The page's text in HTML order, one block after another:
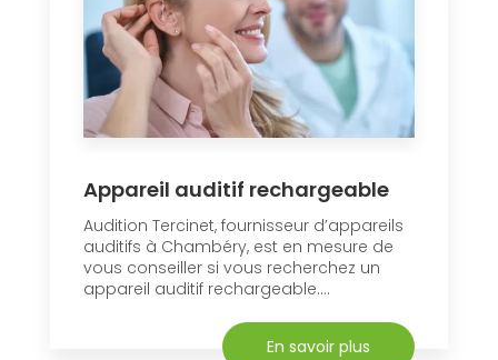
Appareil auditif rechargeable
Audition Tercinet, fournisseur d’appareils
auditifs à Chambéry, est en mesure de
vous conseiller si vous recherchez un
appareil auditif rechargeable....
En savoir plus